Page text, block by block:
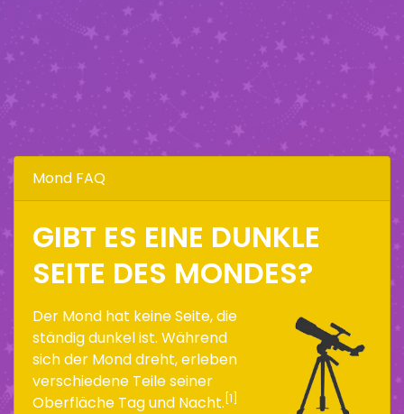
Mond FAQ
GIBT ES EINE DUNKLE
SEITE DES MONDES?
Der Mond hat keine Seite, die
ständig dunkel ist. Während
sich der Mond dreht, erleben
verschiedene Teile seiner
Oberfläche Tag und Nacht. [1]